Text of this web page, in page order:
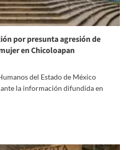
por presunta agresión de
en Chicoloapan
del Estado de México
la información difundida en